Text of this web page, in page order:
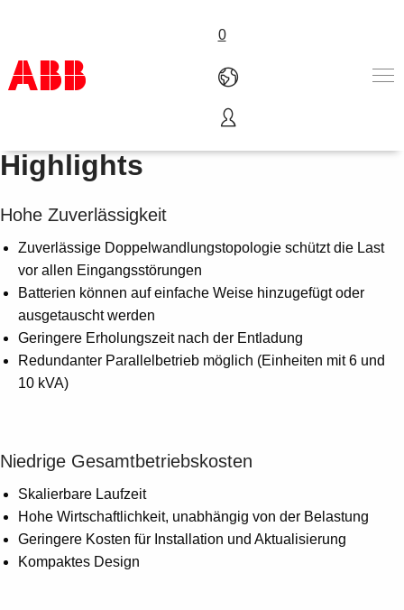
0
Produkte und Leistungen
Branchenlösungen
Über uns
Power Value 11 RT G2
Highlights
Hohe Zuverlässigkeit
Zuverlässige Doppelwandlungstopologie schützt die Last
vor allen Eingangsstörungen
Batterien können auf einfache Weise hinzugefügt oder
ausgetauscht werden
Geringere Erholungszeit nach der Entladung
Redundanter Parallelbetrieb möglich (Einheiten mit 6 und
10 kVA)
Niedrige Gesamtbetriebskosten
Skalierbare Laufzeit
Hohe Wirtschaftlichkeit, unabhängig von der Belastung
Geringere Kosten für Installation und Aktualisierung
Kompaktes Design